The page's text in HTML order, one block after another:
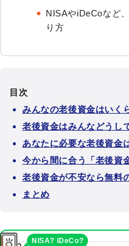
NISAやiDeCoなど
り方
目次
みんなの老後資金はいく
老後資金はみんなどうし
あなたに必要な老後資金
今から間に合う「老後資
老後資金が不安なら無料
まとめ
NISA? iDeCo?